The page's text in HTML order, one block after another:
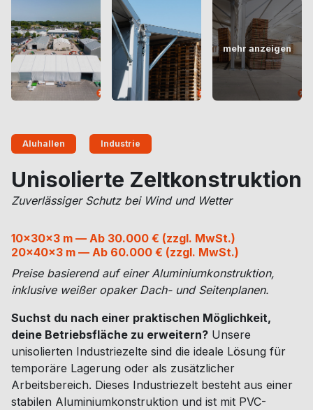
mehr anzeigen
Aluhallen Industrie
Unisolierte Zeltkonstruktion
Zuverlässiger Schutz bei Wind und Wetter
10x30x3 m — Ab 30.000 € (zzgl. MwSt.)
20x40x3 m — Ab 60.000 € (zzgl. MwSt.)
Preise basierend auf einer Aluminiumkonstruktion,
inklusive weißer opaker Dach- und Seitenplanen.
Suchst du nach einer praktischen Möglichkeit,
deine Betriebsfläche zu erweitern? Unsere
unisolierten Industriezelte sind die ideale Lösung für
temporäre Lagerung oder als zusätzlicher
Arbeitsbereich. Dieses Industriezelt besteht aus einer
stabilen Aluminiumkonstruktion und ist mit PVC-